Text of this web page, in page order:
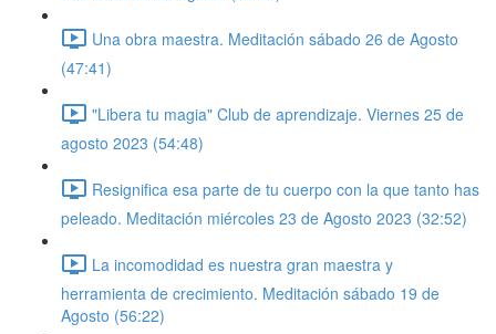
Una obra maestra. Meditación sábado 26 de Agosto
(47:41)
"Libera tu magia" Club de aprendizaje. Viernes 25 de
agosto 2023 (54:48)
Resignifica esa parte de tu cuerpo con la que tanto has
peleado. Meditación miércoles 23 de Agosto 2023 (32:52)
La incomodidad es nuestra gran maestra y
herramienta de crecimiento. Meditación sábado 19 de
Agosto (56:22)